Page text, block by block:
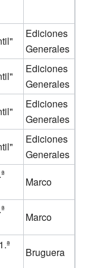
Ediciones
Generales
Ediciones
Generales
Ediciones
Generales
Ediciones
Generales
Marco
Marco
Bruguera